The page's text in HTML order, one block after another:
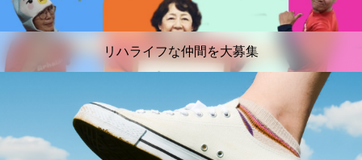
リハライフな仲間を大募集